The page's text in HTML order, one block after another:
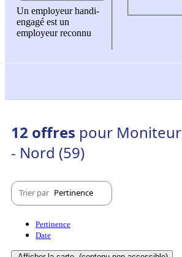
Un employeur handi-
engagé est un
employeur reconnu
12 offres pour
- Nord (59)
Trier par Pertinence
Pertinence
Date